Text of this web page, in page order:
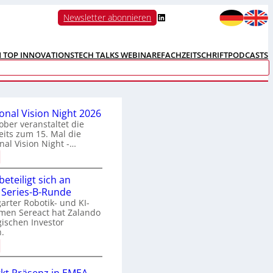
Newsletter abonnieren LinkedIn
TOP INNOVATIONSTECH TALKS WEBINAREFACHZEITSCHRIFTPODCASTS
Vision Night 2026
veranstaltet die
zum 15. Mal die
Vision Night -…
n
sich an
B-Runde
Robotik- und KI-
Sereact hat Zalando
Investor